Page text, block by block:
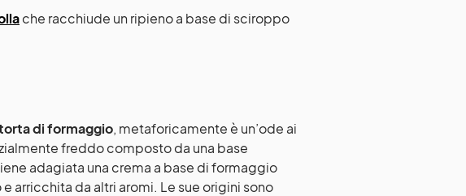
che racchiude un ripieno a base di sciroppo
di formaggio, metaforicamente è un’ode ai
freddo composto da una base
adagiata una crema a base di formaggio
arricchita da altri aromi. Le sue origini sono